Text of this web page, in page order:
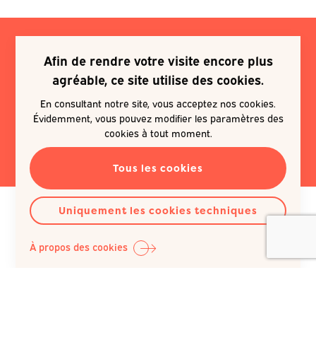
Je souhaite m'inscrire à une
newsletter
EN SAVOIR PLUS
Afin de rendre votre visite encore plus
agréable, ce site utilise des cookies.
En consultant notre site, vous acceptez nos cookies.
Évidemment, vous pouvez modifier les paramètres des
cookies à tout moment.
Tous les cookies
Uniquement les cookies techniques
À propos des cookies